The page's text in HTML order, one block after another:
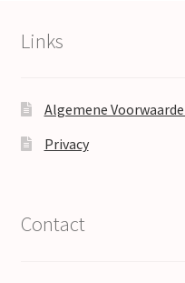
Links
Algemene
Privacy
Contact